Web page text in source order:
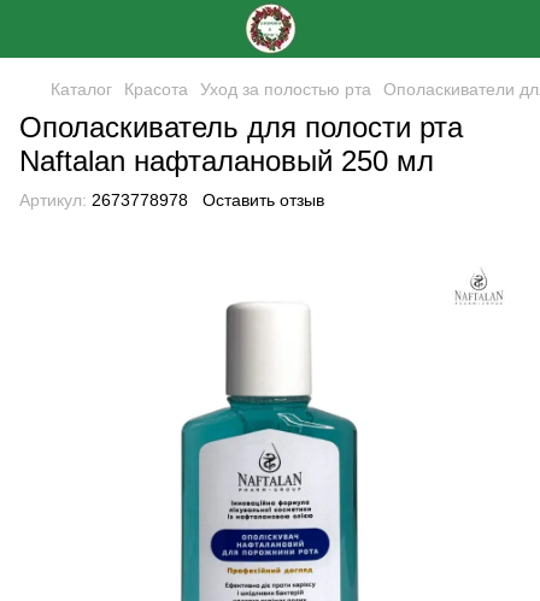
Каталог Красота Уход за полостью рта Ополаскиватели
Ополаскиватель для полости рта
Naftalan нафталановый 250 мл
Артикул: 2673778978 Оставить отзыв